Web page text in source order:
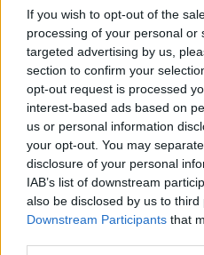
If you wish to opt-out of the
processing of your personal or
targeted advertising by us,
section to confirm your
opt-out request is processed
interest-based ads based on
us or personal information
your opt-out. You may
disclosure of your personal
IAB’s list of downstream
also be disclosed by us to third
Downstream Participants that
​Il lato positivo delle cose
​Storie antiche di tempi moderni
​Quello che alle mamme non
Adultescenza
Homo imbecillis
​4 anni di Blog
Quando il silenzio è aggressivo
​Il passato, questo conosciuto!
​Clima ballerino e sbalzi d’umore
La maternità
​L’uomo o l’orso?
Non hanno un amico a teatro​
​Tutta una questione di rispetto
​Cose che ci esauriscono